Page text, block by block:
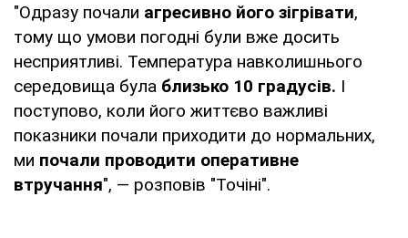
"Одразу почали агресивно його зігрівати,
тому що умови погодні були вже досить
несприятливі. Температура навколишнього
середовища була близько 10 градусів. І
поступово, коли його життєво важливі
показники почали приходити до нормальних,
ми почали проводити оперативне
втручання", — розповів "Точіні".